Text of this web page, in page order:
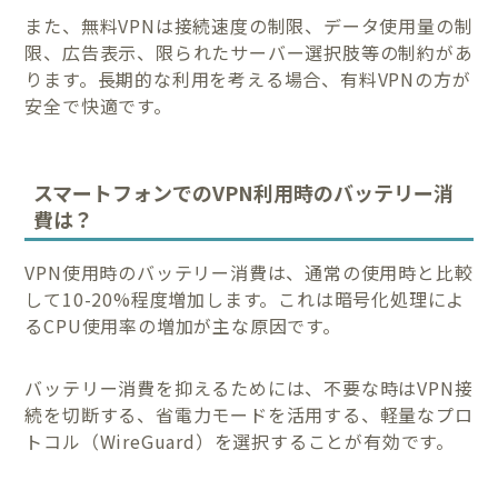
また、無料VPNは接続速度の制限、データ使用量の制
限、広告表示、限られたサーバー選択肢等の制約があ
ります。長期的な利用を考える場合、有料VPNの方が
安全で快適です。
スマートフォンでのVPN利用時のバッテリー消
費は？
VPN使用時のバッテリー消費は、通常の使用時と比較
して10-20%程度増加します。これは暗号化処理によ
るCPU使用率の増加が主な原因です。
バッテリー消費を抑えるためには、不要な時はVPN接
続を切断する、省電力モードを活用する、軽量なプロ
トコル（WireGuard）を選択することが有効です。